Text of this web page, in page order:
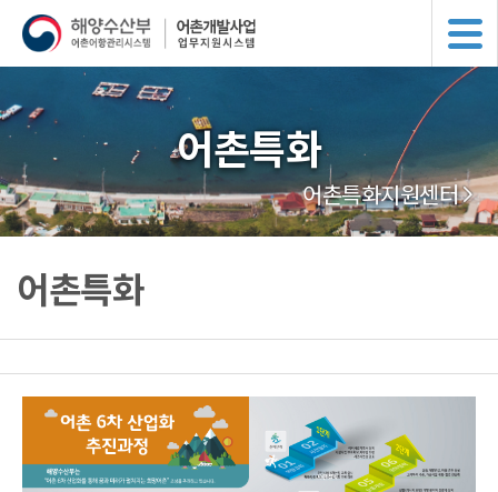
어촌특화
어촌특화지원센터
어촌특화